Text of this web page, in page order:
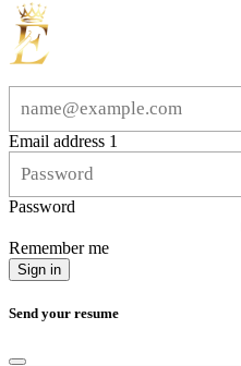
Email address 1
Password
Remember me
Sign in
Send your resume